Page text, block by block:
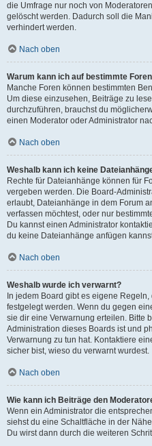
die Umfrage nur noch von
gelöscht werden. Dadurch soll die
verhindert werden.
Nach oben
Warum kann ich auf bestimmte
Manche Foren können bestimmten
Um diese einzusehen, Beiträge zu
durchzuführen, brauchst du
einen Moderator oder Administrator
Nach oben
Weshalb kann ich keine
Rechte für Dateianhänge können für
vergeben werden. Die Board-
erlaubt, Dateianhänge in dem Forum
verfassen möchtest, oder nur
Du kannst einen Administrator
du keine Dateianhänge anfügen
Nach oben
Weshalb wurde ich verwarnt?
In jedem Board gibt es eigene
festgelegt werden. Wenn du gegen
sie dir eine Verwarnung erteilen. Bitte
Administration dieses Boards ist und
Verwarnung zu tun hat. Kontaktiere
sicher bist, wieso du verwarnt wurdest.
Nach oben
Wie kann ich Beiträge den
Wenn ein Administrator die
siehst du eine Schaltfläche in der
Du wirst dann durch die weiteren